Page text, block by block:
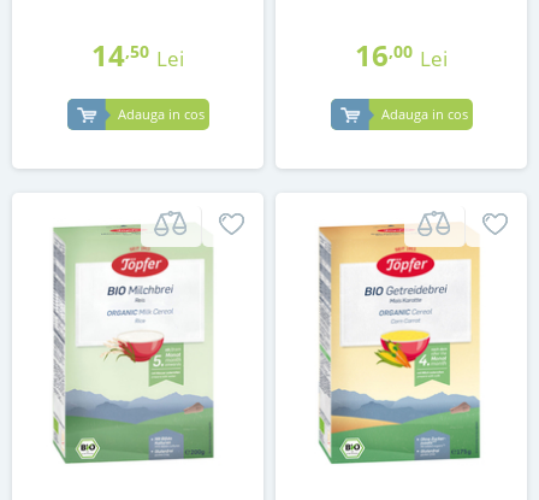
14,50 Lei
Adauga in cos
16,00 Lei
Adauga in cos